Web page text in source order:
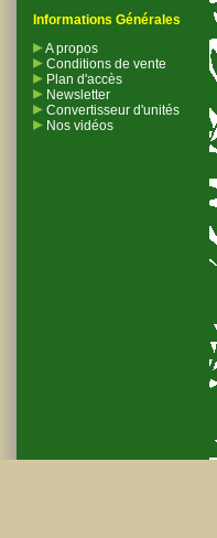
Informations Générales
A propos
Conditions de vente
Plan d'accès
Newsletter
Convertisseur d'unités
Nos vidéos